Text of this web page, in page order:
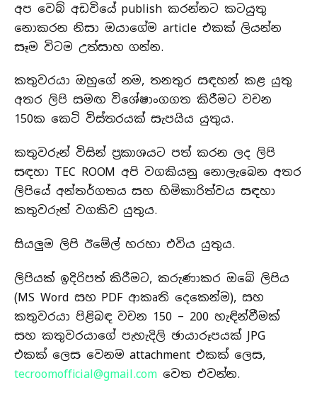
අප වෙබ් අඩවියේ publish කරන්නට කටයුතු
නොකරන නිසා ඔයාගේම article එකක් ලියන්න
සෑම විටම උත්සාහ ගන්න.
කතුවරයා ඔහුගේ නම, තනතුර සඳහන් කළ යුතු
අතර ලිපි සමඟ විශේෂාංගගත කිරීමට වචන
150ක කෙටි විස්තරයක් සැපයිය යුතුය.
කතුවරුන් විසින් ප්‍රකාශයට පත් කරන ලද ලිපි
සඳහා TEC ROOM අපි වගකියනු නොලැබෙන අතර
ලිපියේ අන්තර්ගතය සහ හිමිකාරිත්වය සඳහා
කතුවරුන් වගකිව යුතුය.
සියලුම ලිපි ඊමේල් හරහා එවිය යුතුය.
ලිපියක් ඉදිරිපත් කිරීමට, කරුණාකර ඔබේ ලිපිය
(MS Word සහ PDF ආකෘති දෙකෙන්ම), සහ
කතුවරයා පිළිබඳ වචන 150 – 200 හැඳින්වීමක්
සහ කතුවරයාගේ පැහැදිලි ඡායාරූපයක් JPG
එකක් ලෙස වෙනම attachment එකක් ලෙස,
tecroomofficial@gmail.comවෙත එවන්න.